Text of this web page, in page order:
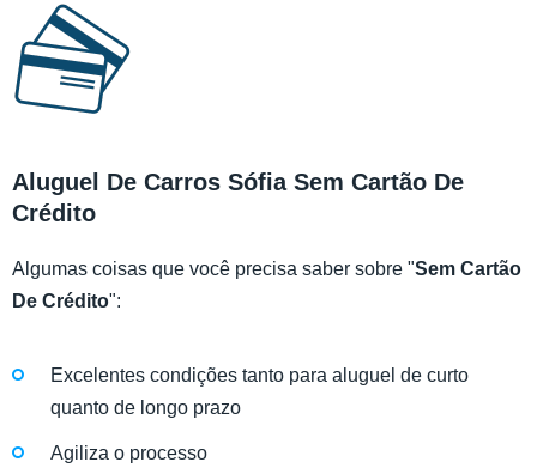
Aluguel De Carros Sófia Sem Cartão De
Crédito
Algumas coisas que você precisa saber sobre "Sem Cartão
De Crédito":
Excelentes condições tanto para aluguel de curto
quanto de longo prazo
Agiliza o processo